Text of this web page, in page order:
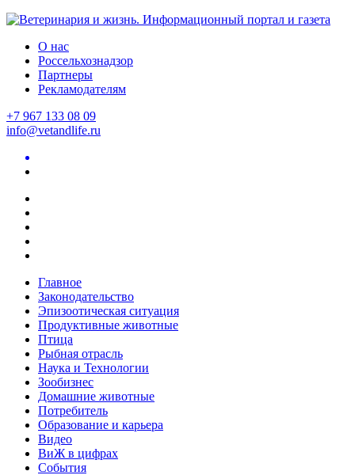
О нас
Россельхознадзор
Партнеры
Рекламодателям
+7 967 133 08 09
info@vetandlife.ru
Главное
Законодательство
Эпизоотическая ситуация
Продуктивные животные
Птица
Рыбная отрасль
Наука и Технологии
Зообизнес
Домашние животные
Потребитель
Образование и карьера
Видео
ВиЖ в цифрах
События